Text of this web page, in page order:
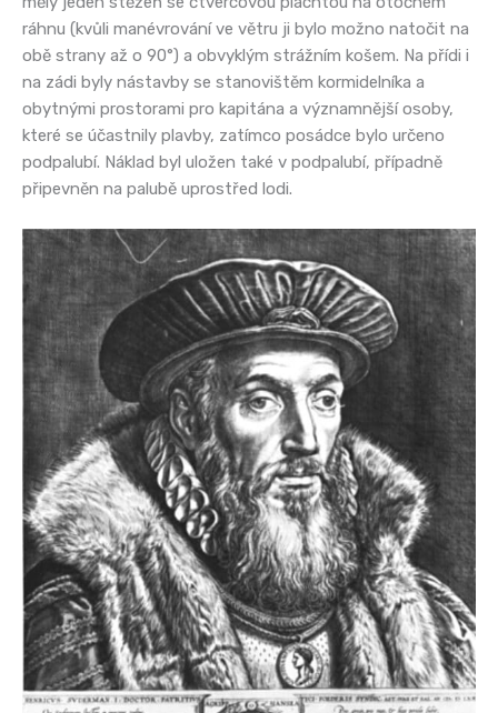
ráhnu (kvůli manévrování ve větru ji bylo možno natočit na
obě strany až o 90°) a obvyklým strážním košem. Na přídi i
na zádi byly nástavby se stanovištěm kormidelníka a
obytnými prostorami pro kapitána a významnější osoby,
které se účastnily plavby, zatímco posádce bylo určeno
podpalubí. Náklad byl uložen také v podpalubí, případně
připevněn na palubě uprostřed lodi.